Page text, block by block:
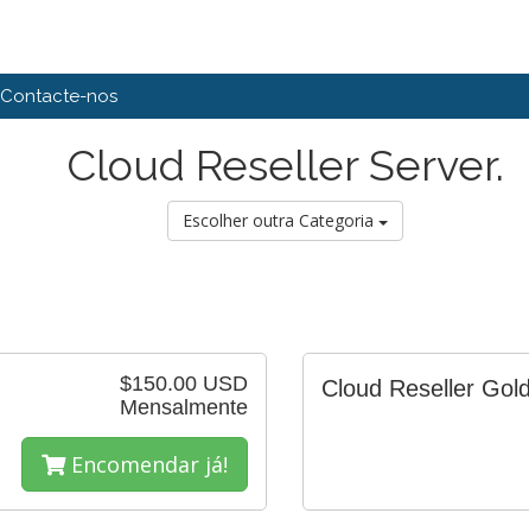
Contacte-nos
Cloud Reseller Server.
Escolher outra Categoria
$150.00 USD
Mensalmente
Encomendar já!
Cloud Reseller